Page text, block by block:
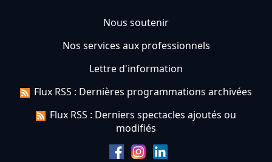
Nous soutenir
Nos services aux professionnels
Lettre d'information
Flux RSS : Dernières programmations archivées
Flux RSS : Derniers spectacles ajoutés ou
modifiés